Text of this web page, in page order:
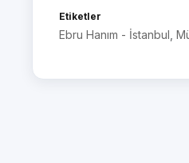
Etiketler
Ebru Hanım - İstanbul ,